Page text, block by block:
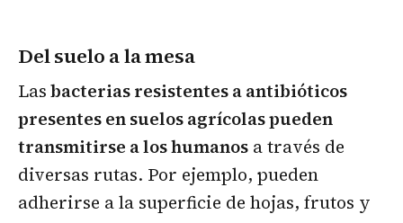
Del suelo a la mesa
Lasbacterias resistentes a antibióticos
presentes en suelos agrícolas pueden
transmitirse a los humanos a través de
diversas rutas. Por ejemplo, pueden
adherirse a la superficie de hojas, frutos y